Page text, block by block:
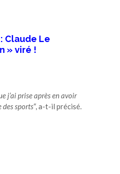
Claude Le
» viré !
j’ai prise après en avoir
des sports“, a-t-il précisé.